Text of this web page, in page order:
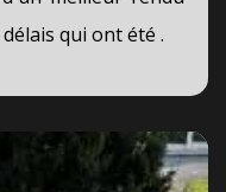
qui ont été .